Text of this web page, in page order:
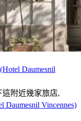
Daumesnil
附近幾家旅店,
Vincennes)